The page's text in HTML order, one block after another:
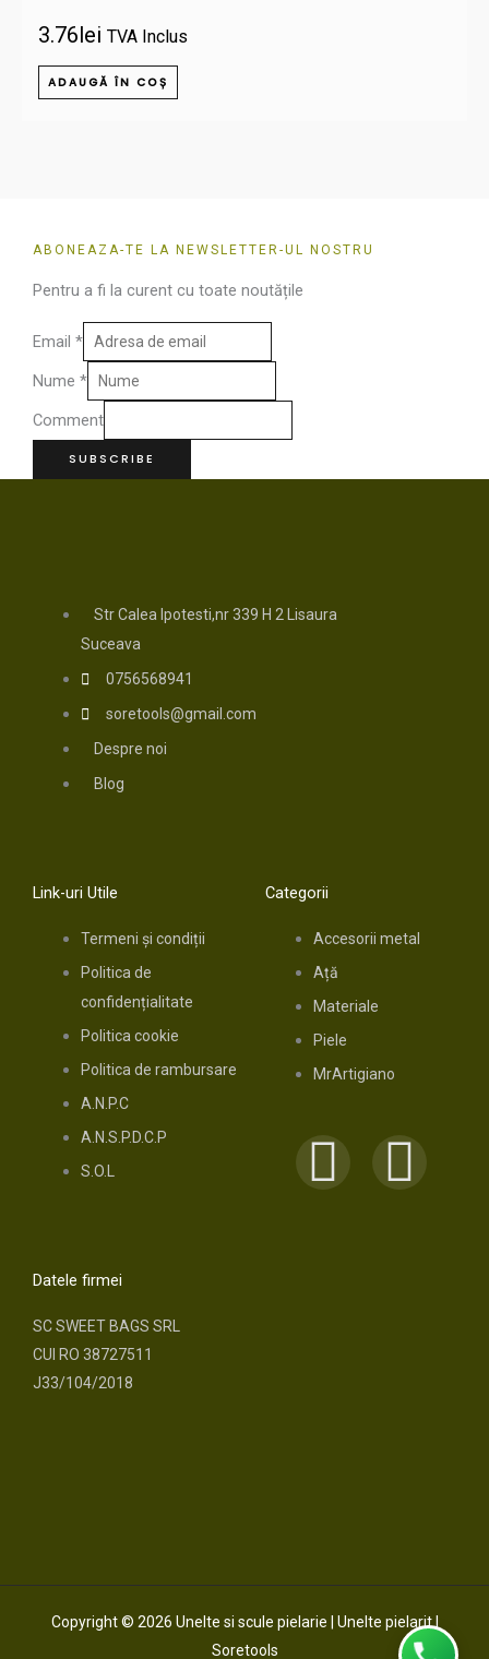
3.76lei TVA Inclus
ADAUGĂ ÎN COȘ
ABONEAZA-TE LA NEWSLETTER-UL NOSTRU
Pentru a fi la curent cu toate noutățile
Nume *
Email *
Comment
SUBSCRIBE
Str Calea Ipotesti,nr 339 H 2 Lisaura
Suceava
0756568941
soretools@gmail.com
Despre noi
Blog
Link-uri Utile
Termeni și condiții
Politica de
confidențialitate
Politica cookie
Politica de rambursare
A.N.P.C
A.N.S.P.D.C.P
S.O.L
Categorii
Accesorii metal
Ață
Materiale
Piele
MrArtigiano
F
I
m
Datele firmei
SC SWEET BAGS SRL
CUI RO 38727511
J33/104/2018
Copyright © 2026 Unelte si scule pielarie | Unelte pielarit |
Soretools